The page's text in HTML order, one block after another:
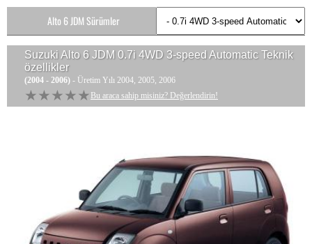
Suzuki Alto 6 JDM 0.7i 4WD 3-speed Automatic Teknik
özellikler
(2004 - 2006) - Üretim Yılı 2004, 2005, 2006
★★★★★
★★★★★ Bu araca sahip misiniz? Değerlendirin!
Alto 6 JDM Sürümler